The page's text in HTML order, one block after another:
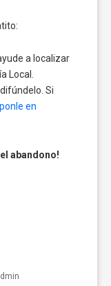
a localizar
Local.
Si
ponle en
abandono!